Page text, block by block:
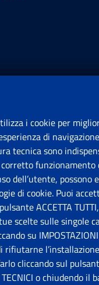
i cookie per
di
tecnica sono
funzionamento
dell’utente, possono
di cookie. Puoi
ACCETTA
scelte sulle singole
su IMPOSTAZIONI
rifiutarne
cliccando sul
o chiudendo il